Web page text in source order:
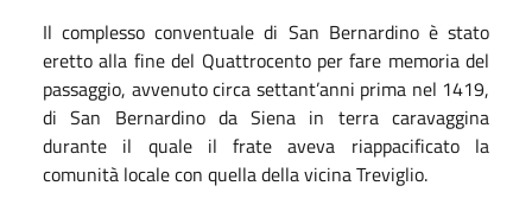
Il complesso conventuale di San Bernardino è stato
eretto alla fine del Quattrocento per fare memoria del
passaggio, avvenuto circa settant’anni prima nel 1419,
di San Bernardino da Siena in terra caravaggina
durante il quale il frate aveva riappacificato la
comunità locale con quella della vicina Treviglio.